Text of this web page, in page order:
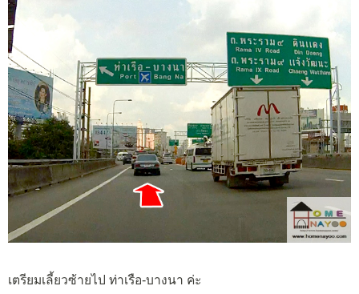
เตรียมเลี้ยวซ้ายไป ท่าเรือ-บางนา ค่ะ